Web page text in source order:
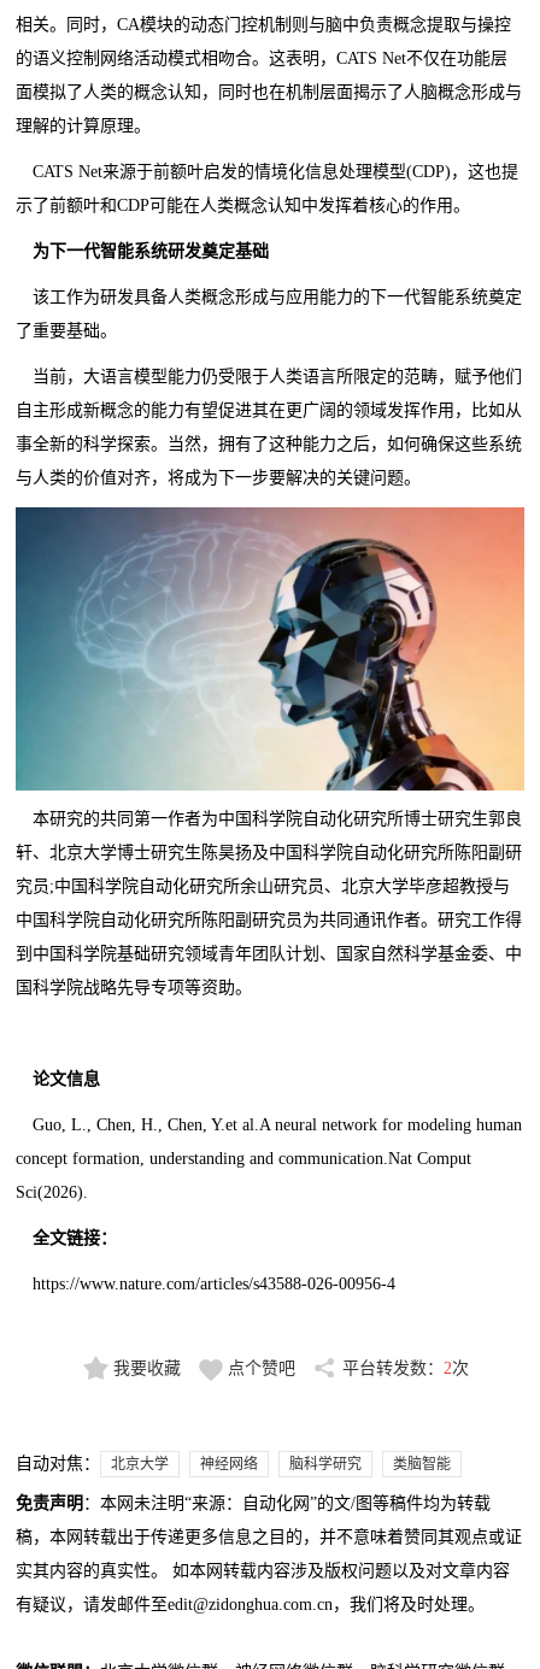
相关。同时，CA模块的动态门控机制则与脑中负责概念提取与操控
的语义控制网络活动模式相吻合。这表明，CATS Net不仅在功能层
面模拟了人类的概念认知，同时也在机制层面揭示了人脑概念形成与
理解的计算原理。
CATS Net来源于前额叶启发的情境化信息处理模型(CDP)，这也提
示了前额叶和CDP可能在人类概念认知中发挥着核心的作用。
为下一代智能系统研发奠定基础
该工作为研发具备人类概念形成与应用能力的下一代智能系统奠定
了重要基础。
当前，大语言模型能力仍受限于人类语言所限定的范畴，赋予他们
自主形成新概念的能力有望促进其在更广阔的领域发挥作用，比如从
事全新的科学探索。当然，拥有了这种能力之后，如何确保这些系统
与人类的价值对齐，将成为下一步要解决的关键问题。
本研究的共同第一作者为中国科学院自动化研究所博士研究生郭良
轩、北京大学博士研究生陈昊扬及中国科学院自动化研究所陈阳副研
究员;中国科学院自动化研究所余山研究员、北京大学毕彦超教授与
中国科学院自动化研究所陈阳副研究员为共同通讯作者。研究工作得
到中国科学院基础研究领域青年团队计划、国家自然科学基金委、中
国科学院战略先导专项等资助。
论文信息
Guo, L., Chen, H., Chen, Y.et al.A neural network for modeling human
concept formation, understanding and communication.Nat Comput
Sci(2026).
全文链接：
https://www.nature.com/articles/s43588-026-00956-4
我要收藏 点个赞吧 平台转发数： 2次
自动对焦： 北京大学 神经网络 脑科学研究 类脑智能
免责声明 ：本网未注明“来源：自动化网”的文/图等稿件均为转载
稿，本网转载出于传递更多信息之目的，并不意味着赞同其观点或证
实其内容的真实性。 如本网转载内容涉及版权问题以及对文章内容
有疑议，请发邮件至edit@zidonghua.com.cn，我们将及时处理。